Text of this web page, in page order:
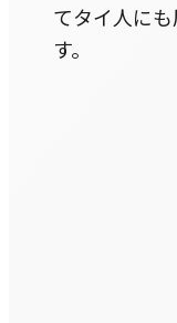
てタイ人に
す。